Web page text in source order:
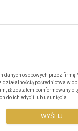
danych osobowych przez firmę
działalnością pośrednictwa w
iż zostałem poinformowany o
do ich edycji lub usunięcia.